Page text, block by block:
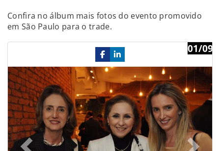
Confira no álbum mais fotos do evento promovido
em São Paulo para o trade.
01/09
Previous